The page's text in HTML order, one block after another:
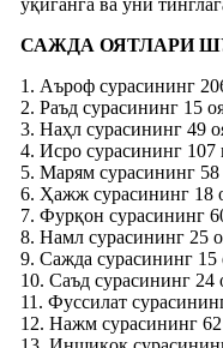
САЖДА ОЯТЛАРИ
1. Аъроф сурасининг
2. Раъд сурасининг 15
3. Наҳл сурасининг 49
4. Исро сурасининг 107
5. Марям сурасининг 58
6. Ҳажж сурасининг 18
7. Фурқон сурасининг
8. Намл сурасининг 25
9. Сажда сурасининг 15
10. Саъд сурасининг 24
11. Фуссилат
12. Нажм сурасининг 62